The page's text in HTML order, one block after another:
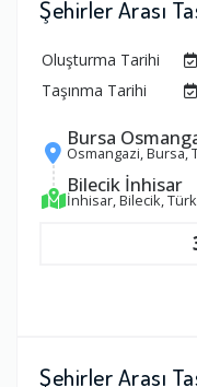
Şehirler Arası
Oluşturma Tarihi
Taşınma Tarihi
Bursa
Osmangazi, Bursa,
Bilecik İnhisar
İnhisar, Bilecik,
Şehirler Arası